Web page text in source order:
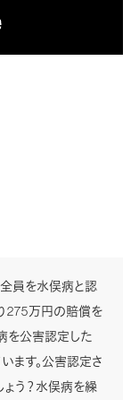
員を水俣病と認
り275万円の賠償を
を公害認定した
ます。公害認定さ
う？水俣病を繰